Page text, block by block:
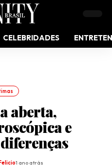
CELEBRIDADES
aberta,
e
1 ano atrás